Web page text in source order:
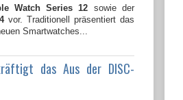
Watch Series 12 sowie der
vor. Traditionell präsentiert das
Smartwatches...
das Aus der DISC-